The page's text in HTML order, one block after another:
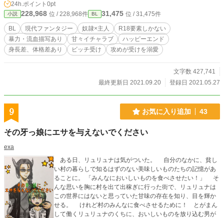
戒心を抱くものの、話していくうちに彼が富豪の息子であり
ながら酷く窮屈な暮らしをしていることを知ってしまう。 ※
「天底ノ箱庭 春告鳥」→「天底ノ箱庭 療養所」→今作の順番
で読むとより楽しめますが、すっ飛ばして読んでもそれなり
に伝わるような気がします…！ ※びっくりするくらい濡れ場
しかないです！シリーズ初、凌辱がないです！
24h.ポイント 0pt
小説 228,968 位 / 228,968件 BL 31,475 位 / 31,475件
BL 現代ファンタジー 奴隷×主人
R18要素しかない
暴力・流血描写あり
甘々イチャラブ
ハッピーエンド
身長差、体格差あり
ビッチ受け 攻めが受けを溺愛
文字数 427,741
最終更新日 2021.09.20
登録日 2021.05.27
9 お気に入り追加 43
その牙っ娘にエサを与えないでください
exa
ある日、リュリュナは気がついた。 自分のなかに、貧し
い村の暮らしで知るはずのない美味しいものたちの記憶があ
ることに。 「みんなにおいしいものを食べさせたい！」 そ
んな思いを胸に村を出て出稼ぎに行った街で、リュリュナは
この世界にはないと思っていた甘味の存在を知り、目を輝か
せる。 けれど村のみんなに食べさせるために！ とがまん
して働くリュリュナのくちに、おいしいものを放り込む男が